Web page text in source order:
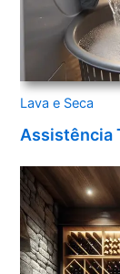
Lava e Seca
Assistência